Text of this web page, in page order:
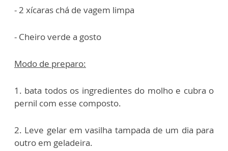
- 2 xícaras chá de vagem limpa
- Cheiro verde a gosto
Modo de preparo:
1. bata todos os ingredientes do molho e cubra o
pernil com esse composto.
2. Leve gelar em vasilha tampada de um dia para
outro em geladeira.